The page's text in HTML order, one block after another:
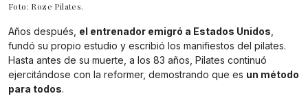
Foto: Roze Pilates.
Años después, el entrenador emigró a Estados Unidos,
fundó su propio estudio y escribió los manifiestos del pilates.
Hasta antes de su muerte, a los 83 años, Pilates continuó
ejercitándose con la reformer, demostrando que es un método
para todos.